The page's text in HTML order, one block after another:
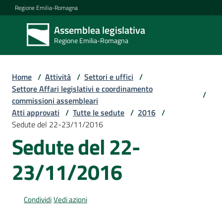
Vai al contenuto
Vai alla navigazione
Vai al footer
Regione Emilia-Romagna
Assemblea legislativa
Regione Emilia-Romagna
Assemblea
legislativa
Regione Emilia-
Assemblea
Attività
Argomenti
Home / Attività / Settori e uffici /
Settore Affari legislativi e coordinamento
commissioni assembleari
/
Atti approvati / Tutte le sedute / 2016 /
Sedute del 22-23/11/2016
Sedute del 22-
23/11/2016
CondividiVedi azioni